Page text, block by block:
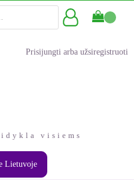
Prisijungti arba užsiregistruoti
visiems
Lietuvoje